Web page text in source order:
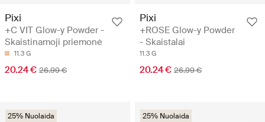
Pixi
+C VIT Glow-y Powder -
Skaistinamoji priemonė
11.3 G
20.24 € 26.99 €
Pixi
+ROSE Glow-y Powder
- Skaistalai
11.3 G
20.24 € 26.99 €
25% Nuolaida 25% Nuolaida